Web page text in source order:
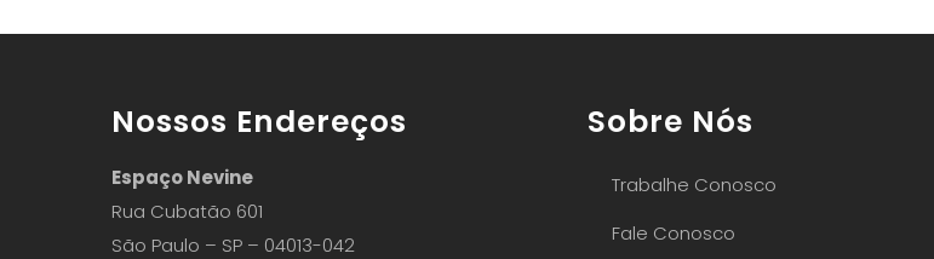
Nossos Endereços
Espaço Nevine
Rua Cubatão 601
São Paulo – SP – 04013-042
Sobre Nós
Trabalhe Conosco
Fale Conosco